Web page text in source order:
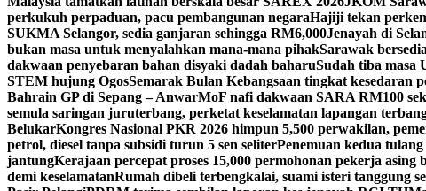
perkukuh perpaduan, pacu pembangunan negaraHajiji tekan
SUKMA Selangor, sedia ganjaran sehingga RM6,000Jenayah di
bukan masa untuk menyalahkan mana-mana pihakSarawak
dakwaan penyebaran bahan disyaki dadah baharuSudah tiba masa
STEM hujung OgosSemarak Bulan Kebangsaan tingkat kesedaran
Bahrain GP di Sepang – AnwarMoF nafi dakwaan SARA RM100
semula saringan juruterbang, perketat keselamatan lapangan
BelukarKongres Nasional PKR 2026 himpun 5,500 perwakilan,
petrol, diesel tanpa subsidi turun 5 sen seliterPenemuan kedua
jantungKerajaan percepat proses 15,000 permohonan pekerja asing
demi keselamatanRumah dibeli terbengkalai, suami isteri tanggung